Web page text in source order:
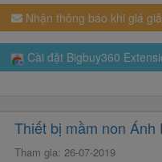
Nhận thông báo khi giá
Cài đặt Bigbuy360
Thiết bị mầm non Ánh
Tham gia: 26-07-2019